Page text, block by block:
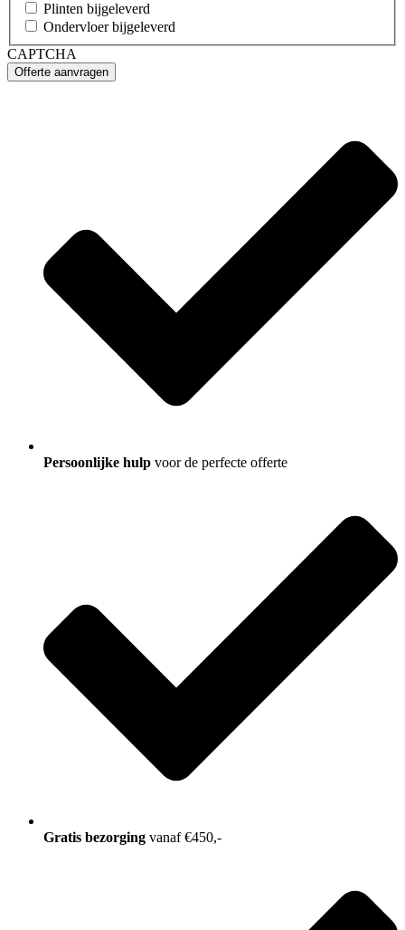
Plinten bijgeleverd
Ondervloer bijgeleverd
CAPTCHA
Persoonlijke hulp voor de perfecte offerte
Gratis bezorging vanaf €450,-